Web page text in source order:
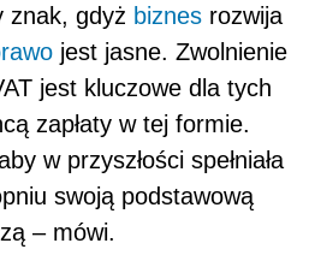
znak, gdyż biznes rozwija
jest jasne. Zwolnienie
jest kluczowe dla tych
zapłaty w tej formie.
w przyszłości spełniała
swoją podstawową
– mówi.